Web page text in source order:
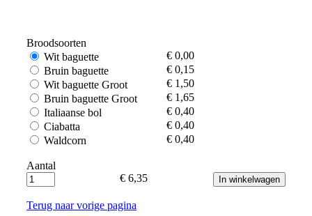
Broodsoorten
Wit baguette
€ 0,00
Bruin baguette
€ 0,15
Wit baguette Groot
€ 1,50
Bruin baguette Groot
€ 1,65
Italiaanse bol
€ 0,40
Ciabatta
€ 0,40
Waldcorn
€ 0,40
Aantal
€ 6,35
Terug naar vorige pagina